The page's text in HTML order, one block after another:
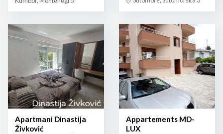
Apartmani Dinastija
Živković
Appartements MD-
LUX